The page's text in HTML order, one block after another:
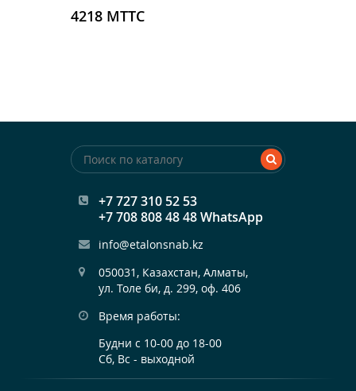
4218 МТТС
+7 727 310 52 53
+7 708 808 48 48 WhatsApp
info@etalonsnab.kz
050031, Казахстан, Алматы,
ул. Толе би, д. 299, оф. 406
Время работы:
Будни с 10-00 до 18-00
Сб, Вс - выходной